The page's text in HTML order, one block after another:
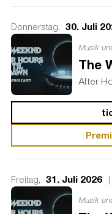
Donnerstag, 30. Juli
Musik
The
After
Freitag, 31. Juli 2026 |
Musik